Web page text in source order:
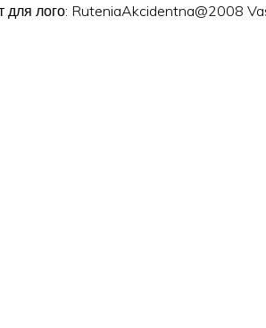
лого: RuteniaAkcidentna@2008